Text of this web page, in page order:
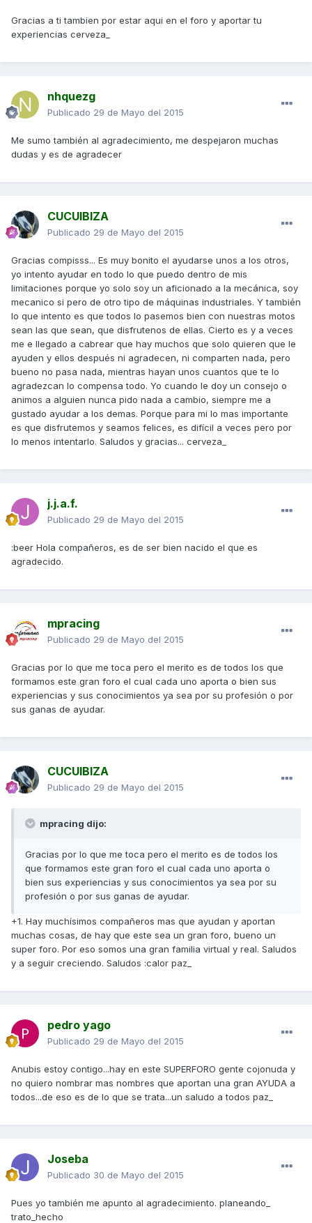
Gracias a ti tambien por estar aqui en el foro y aportar tu
experiencias cerveza_
nhquezg
Publicado 29 de Mayo del 2015
Me sumo también al agradecimiento, me despejaron muchas
dudas y es de agradecer
CUCUIBIZA
Publicado 29 de Mayo del 2015
Gracias compisss... Es muy bonito el ayudarse unos a los otros,
yo intento ayudar en todo lo que puedo dentro de mis
limitaciones porque yo solo soy un aficionado a la mecánica, soy
mecanico si pero de otro tipo de máquinas industriales. Y también
lo que intento es que todos lo pasemos bien con nuestras motos
sean las que sean, que disfrutenos de ellas. Cierto es y a veces
me e llegado a cabrear que hay muchos que solo quieren que le
ayuden y ellos después ni agradecen, ni comparten nada, pero
bueno no pasa nada, mientras hayan unos cuantos que te lo
agradezcan lo compensa todo. Yo cuando le doy un consejo o
animos a alguien nunca pido nada a cambio, siempre me a
gustado ayudar a los demas. Porque para mi lo mas importante
es que disfrutemos y seamos felices, es difícil a veces pero por
lo menos intentarlo. Saludos y gracias... cerveza_
j.j.a.f.
Publicado 29 de Mayo del 2015
:beer Hola compañeros, es de ser bien nacido el que es
agradecido.
mpracing
Publicado 29 de Mayo del 2015
Gracias por lo que me toca pero el merito es de todos los que
formamos este gran foro el cual cada uno aporta o bien sus
experiencias y sus conocimientos ya sea por su profesión o por
sus ganas de ayudar.
CUCUIBIZA
Publicado 29 de Mayo del 2015
mpracing dijo:
Gracias por lo que me toca pero el merito es de todos los
que formamos este gran foro el cual cada uno aporta o
bien sus experiencias y sus conocimientos ya sea por su
profesión o por sus ganas de ayudar.
+1. Hay muchísimos compañeros mas que ayudan y aportan
muchas cosas, de hay que este sea un gran foro, bueno un
super foro. Por eso somos una gran familia virtual y real. Saludos
y a seguir creciendo. Saludos :calor paz_
pedro yago
Publicado 29 de Mayo del 2015
Anubis estoy contigo...hay en este SUPERFORO gente cojonuda y
no quiero nombrar mas nombres que aportan una gran AYUDA a
todos...de eso es de lo que se trata...un saludo a todos paz_
Joseba
Publicado 30 de Mayo del 2015
Pues yo también me apunto al agradecimiento. planeando_
trato_hecho